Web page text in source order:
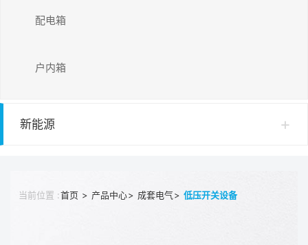
配电箱
户内箱
新能源
当前位置 : 首页 > 产品中心> 成套电气 > 低压开关设备